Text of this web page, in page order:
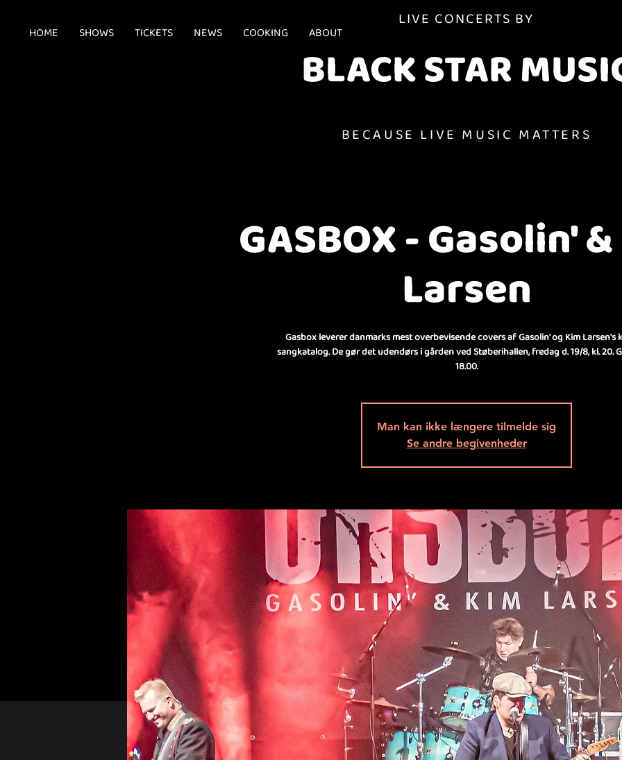
HOME SHOWS TICKETS NEWS COOKING ABOUT
LIVE CONCERTS BY
BLACK STAR
BECAUSE LIVE MUSIC MATTERS
GASBOX - Gasolin'
Larsen
Gasbox leverer danmarks mest overbevisende covers af Gasolin' og Kim Larsen's
sangkatalog. De gør det udendørs i gården ved Støberihallen, fredag d. 19/8, kl. 20.
18.00.
Man kan ikke længere tilmelde sig
Se andre begivenheder